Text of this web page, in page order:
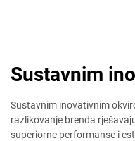
Sustavnim
Sustavnim inovativnim
razlikovanje brenda
superiorne performanse i